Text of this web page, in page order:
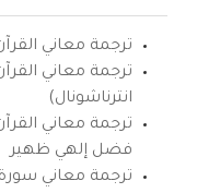
ترجمة معاني
ترجمة معاني
انترناشونال)
ترجمة معاني
فضل إلهي ظهير
ترجمة معاني سورة